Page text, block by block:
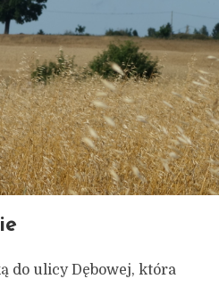
do ulicy Dębowej, która